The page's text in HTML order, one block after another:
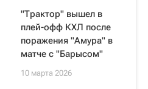
"Трактор" вышел в
плей-офф КХЛ после
поражения "Амура" в
матче с "Барысом"
10 марта 2026